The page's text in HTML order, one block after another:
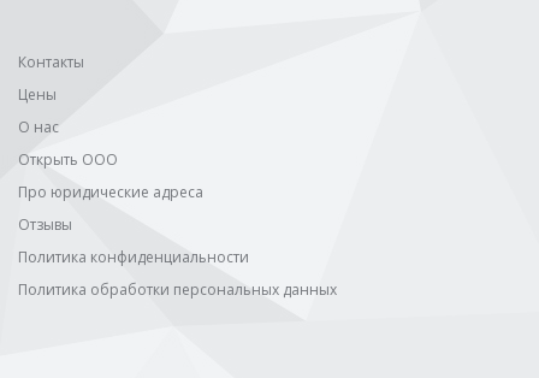
Контакты
Цены
О нас
Открыть ООО
Про юридические адреса
Отзывы
Политика конфиденциальности
Политика обработки персональных данных